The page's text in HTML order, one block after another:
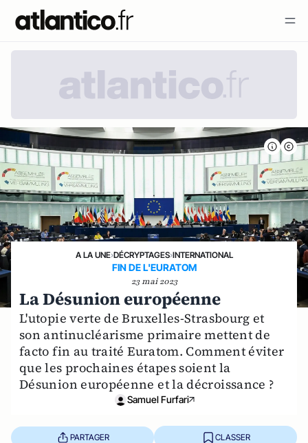
A LA UNE›DÉCRYPTAGES›INTERNATIONAL
FIN DE L'EURATOM
23 mai 2023
La Désunion européenne
L'utopie verte de Bruxelles-Strasbourg et
son antinucléarisme primaire mettent de
facto fin au traité Euratom. Comment éviter
que les prochaines étapes soient la
Désunion européenne et la décroissance ?
Samuel Furfari
PARTAGER CLASSER